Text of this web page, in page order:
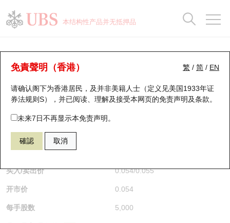
本结构性产品并无抵押品
繁 / 简 / EN
免責聲明（香港）
请确认阁下为香港居民，及并非美籍人士（定义见美国1933年证
券法规则S），并已阅读、理解及接受本网页的免责声明及条款。
未来7日不再显示本免责声明。
確認 取消
牛熊证分析仪
表现 街货统计 比较
65172 瑞银熊证 9988 阿里巴巴
$0.054 即时
买入/卖出价 0.054/0.055
开市价 0.054
每手股数 5,000
瑞银认股证一览
新发行瑞银认股证
即将到期认股证
认股证到期结算价查找
认股证分析仪
认股证速算机
街货统计
比较
牛熊全景快搜
牛熊证搜寻
牛熊证街货分布图
正股牛熊证列表
新发行瑞银牛熊证
已收回牛熊证剩余价值
街货统计
比较
十大升幅/跌幅
十大认股证成交分布
十天股证占大市成交
资金流
街货统计
三十大平均引伸波幅
正股分析仪
二十大活跃股份
恒指成份股
国指成份股
科指成份股
相关资产沽空
持股比重
显示所有持股比重
每月轮证大市专题
轮证专栏
讲座及教育短片
认股证投资者教育
牛熊证投资者教育
认股证牛熊证常问问题